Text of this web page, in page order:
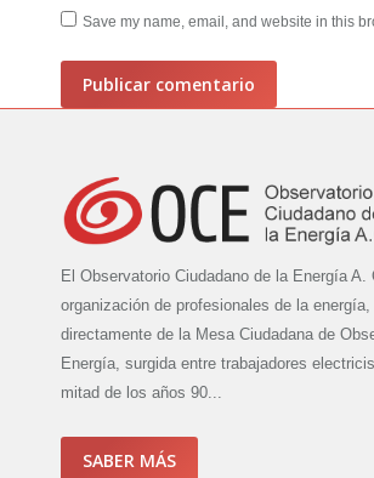
Save my name, email, and website in this
Publicar comentario
El Observatorio Ciudadano de la Energía A.
organización de profesionales de la
directamente de la Mesa Ciudadana de
Energía, surgida entre trabajadores
mitad de los años 90...
SABER MÁS